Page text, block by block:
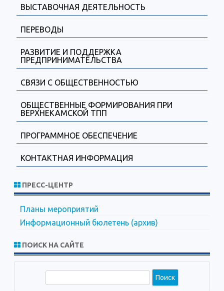
ВЫСТАВОЧНАЯ ДЕЯТЕЛЬНОСТЬ
ПЕРЕВОДЫ
РАЗВИТИЕ И ПОДДЕРЖКА
ПРЕДПРИНИМАТЕЛЬСТВА
СВЯЗИ С ОБЩЕСТВЕННОСТЬЮ
ОБЩЕСТВЕННЫЕ ФОРМИРОВАНИЯ ПРИ
ВЕРХНЕКАМСКОЙ ТПП
ПРОГРАММНОЕ ОБЕСПЕЧЕНИЕ
КОНТАКТНАЯ ИНФОРМАЦИЯ
ПРЕСС-ЦЕНТР
Планы мероприятий
Информационный бюлетень (архив)
ПОИСК НА САЙТЕ